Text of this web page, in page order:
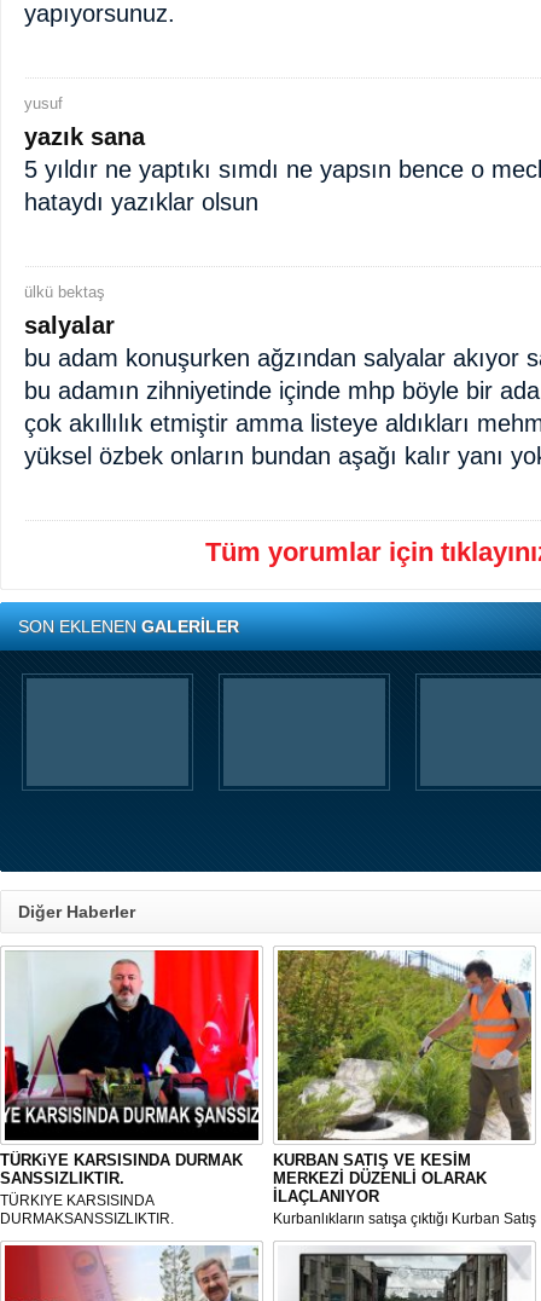
yapıyorsunuz.
yusuf
yazık sana
5 yıldır ne yaptıkı sımdı ne yapsın bence o
hataydı yazıklar olsun
ülkü bektaş
salyalar
bu adam konuşurken ağzından salyalar akıyor
bu adamın zihniyetinde içinde mhp böyle bir
çok akıllılık etmiştir amma listeye aldıkları
yüksel özbek onların bundan aşağı kalır yanı
Tüm yorumlar için
SON EKLENENGALERİLER
Diğer Haberler
TÜRKiYE KARSISINDA DURMAK
SANSSIZLIKTIR.
TÜRKIYE KARSISINDA
DURMAKSANSSIZLIKTIR.
KURBAN SATIŞ VE KESİM
MERKEZİ DÜZENLİ OLARAK
İLAÇLANIYOR
Kurbanlıkların satışa çıktığı Kurban Satış
ve Kesim Merkezi, haşere ve
mikropların önüne geçilmesi amacıyla
her gün Gölbaşı Belediyesi ekipleri
tarafından düzenli olarak ilaçlanıyor.